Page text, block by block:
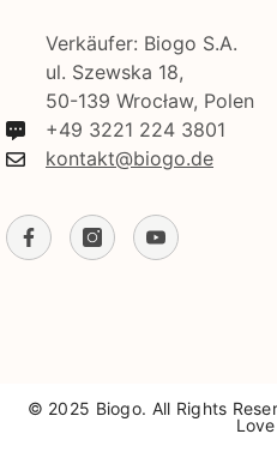
Verkäufer: Biogo S.A.
ul. Szewska 18,
50-139 Wrocław, Polen
+49 3221 224 3801
kontakt@biogo.de
© 2025 Biogo. All Rights